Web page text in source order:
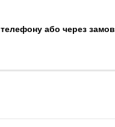
телефону або через